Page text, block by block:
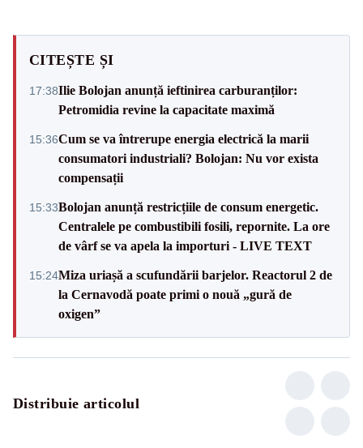
CITEȘTE ȘI
17:38Ilie Bolojan anunță ieftinirea carburanților:
Petromidia revine la capacitate maximă
15:36Cum se va întrerupe energia electrică la marii
consumatori industriali? Bolojan: Nu vor exista
compensații
15:33Bolojan anunță restricțiile de consum energetic.
Centralele pe combustibili fosili, repornite. La ore
de vârf se va apela la importuri - LIVE TEXT
15:24Miza uriașă a scufundării barjelor. Reactorul 2 de
la Cernavodă poate primi o nouă „gură de
oxigen”
Distribuie articolul